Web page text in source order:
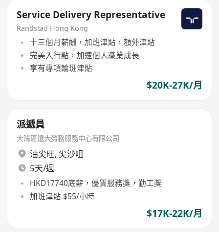
Service Delivery Representative
Randstad Hong Kong
十三個月薪酬，加班津貼，額外津貼
完美入行點，加速個人職業成長
享有專項輪班津貼
$20K-27K/月
派遞員
大灣區遠大勞務服務中心有限公司
油尖旺, 尖沙咀
5天/週
HKD17740底薪，優質服務獎，勤工獎
加班津貼 $55/小時
$17K-22K/月